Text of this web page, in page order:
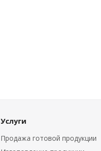
Услуги
Продажа готовой продукции